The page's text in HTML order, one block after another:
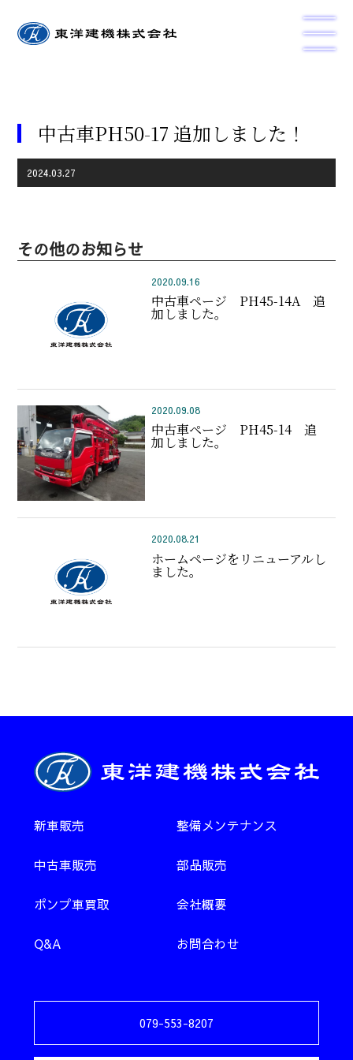
中古車PH50-17 追加しました！
2024.03.27
その他のお知らせ
2020.09.16
中古車ページ PH45-14A 追
加しました。
2020.09.08
中古車ページ PH45-14 追
加しました。
2020.08.21
ホームページをリニューアルし
ました。
新車販売 整備メンテナンス
中古車販売 部品販売
ポンプ車買取 会社概要
Q&A お問合わせ
079-553-8207